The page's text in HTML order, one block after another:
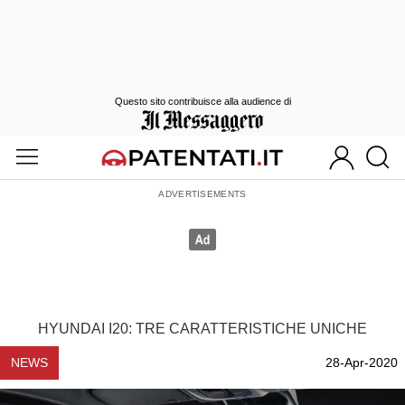
HYUNDAI I20: TRE CARATTERISTICHE UNICHE
NEWS 28-Apr-2020
Questo sito contribuisce alla audience di